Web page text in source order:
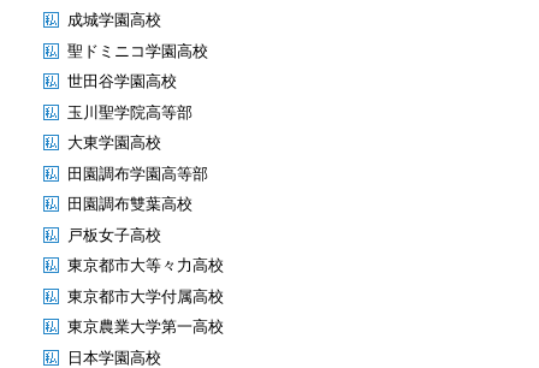
成城学園高校
聖ドミニコ学園高校
世田谷学園高校
玉川聖学院高等部
大東学園高校
田園調布学園高等部
田園調布雙葉高校
戸板女子高校
東京都市大等々力高校
東京都市大学付属高校
東京農業大学第一高校
日本学園高校